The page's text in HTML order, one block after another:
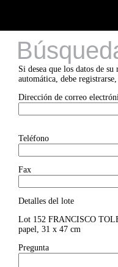
Si desea que los datos de
automática, debe
Dirección de correo
Teléfono
Fax
Detalles del lote
Lot 152 FRANCISCO
papel, 31 x 47 cm
Pregunta